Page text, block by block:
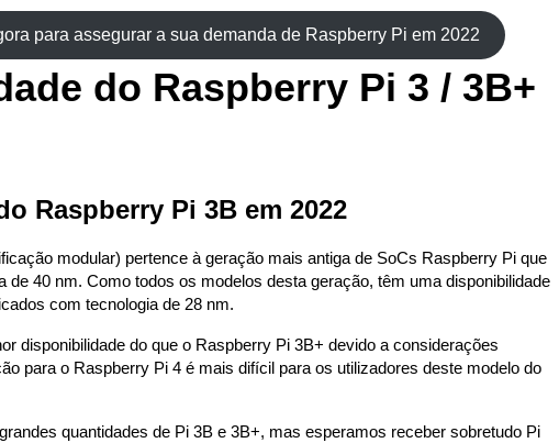
para assegurar a sua demanda de Raspberry Pi em 2022
do Raspberry Pi 3 / 3B+
Raspberry Pi 3B em 2022
modular) pertence à geração mais antiga de SoCs Raspberry Pi que
de 40 nm. Como todos os modelos desta geração, têm uma disponibilidade
com tecnologia de 28 nm.
disponibilidade do que o Raspberry Pi 3B+ devido a considerações
para o Raspberry Pi 4 é mais difícil para os utilizadores deste modelo do
quantidades de Pi 3B e 3B+, mas esperamos receber sobretudo Pi